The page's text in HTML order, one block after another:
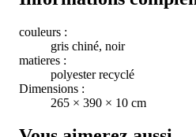
couleurs :
gris chiné, noir
matieres :
polyester recyclé
Dimensions :
265 × 390 × 10 cm